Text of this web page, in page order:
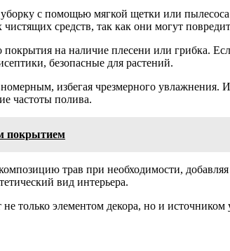
с помощью мягкой щетки или
средств, так как они могут
покрытия на наличие плесени или грибка.
безопасные для растений.
избегая чрезмерного увлажнения.
частоты полива.
покрытием
трав при необходимости,
вид интерьера.
не только элементом декора, но и